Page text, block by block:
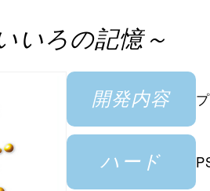
いろの記憶～
開発内容
ハード